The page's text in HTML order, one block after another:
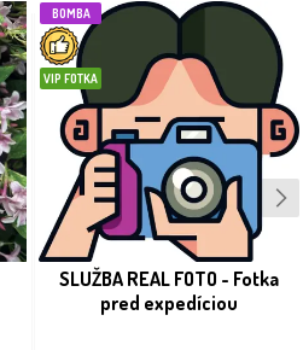
BOMBA
VIP FOTKA
SLUŽBA REAL FOTO - Fotka
pred expedíciou